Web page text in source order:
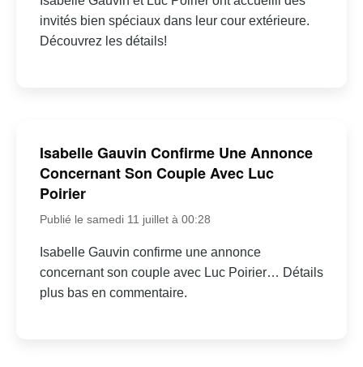
invités bien spéciaux dans leur cour extérieure.
Découvrez les détails!
Isabelle Gauvin Confirme Une Annonce
Concernant Son Couple Avec Luc
Poirier
Publié le samedi 11 juillet à 00:28
Isabelle Gauvin confirme une annonce
concernant son couple avec Luc Poirier… Détails
plus bas en commentaire.